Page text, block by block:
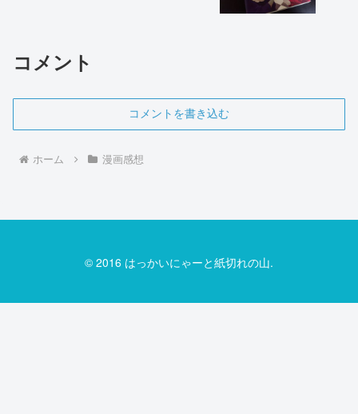
コメント
コメントを書き込む
ホーム 漫画感想
© 2016 はっかいにゃーと紙切れの山.